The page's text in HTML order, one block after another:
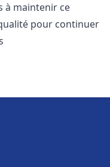
à maintenir ce
pour continuer